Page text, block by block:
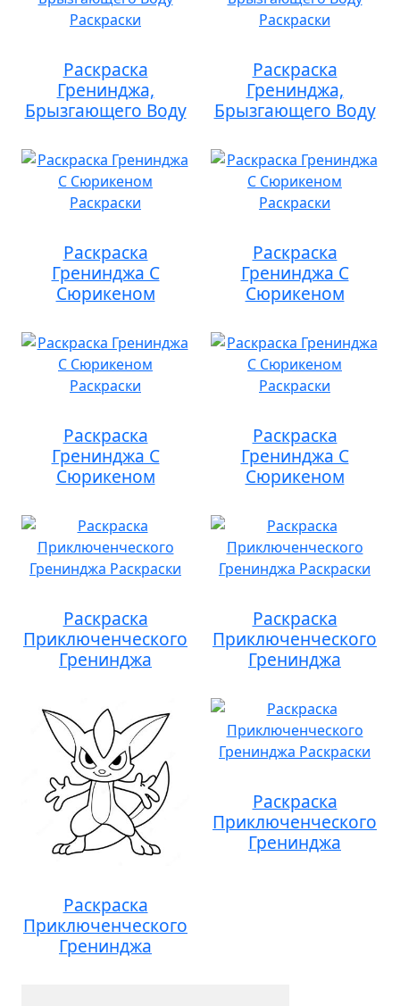
Раскраска
Гренинджа,
Брызгающего Воду
Раскраска
Гренинджа,
Брызгающего Воду
Раскраска
Гренинджа С
Сюрикеном
Раскраска
Гренинджа С
Сюрикеном
Раскраска
Гренинджа С
Сюрикеном
Раскраска
Гренинджа С
Сюрикеном
Раскраска
Приключенческого
Гренинджа
Раскраска
Приключенческого
Гренинджа
Раскраска
Приключенческого
Гренинджа
Раскраска
Приключенческого
Гренинджа